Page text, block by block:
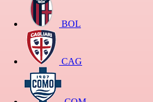
BOL
CAG